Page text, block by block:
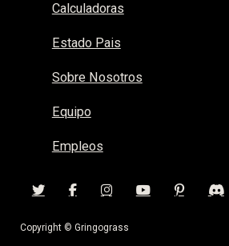
Calculadoras
Estado Pais
Sobre Nosotros
Equipo
Empleos
Copyright © Gringograss